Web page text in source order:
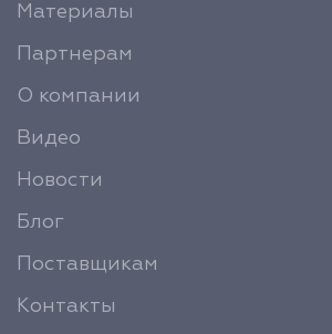
Материалы
Партнерам
О компании
Видео
Новости
Блог
Поставщикам
Контакты